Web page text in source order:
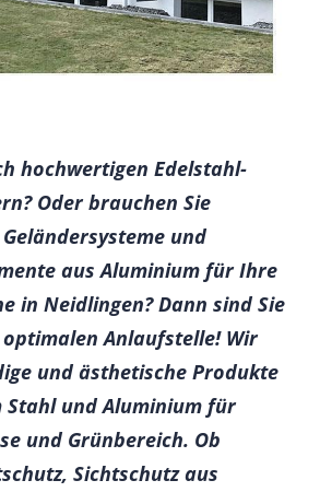
hochwertigen Edelstahl-
Oder brauchen Sie
und
aus Aluminium für Ihre
in Neidlingen? Dann sind Sie
Anlaufstelle! Wir
und ästhetische Produkte
und Aluminium für
und Grünbereich. Ob
Sichtschutz aus